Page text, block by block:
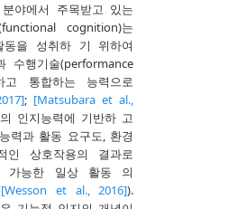
야에서 주목받고 있는
cognition)는
동을 성취하 기 위하여
수행기술(performance
고 통합하는 능력으로
; [Matsubara et al.,
인지능력에 기반하 고
력과 활동 요구도, 환경
인 상호작용의 결과로
가능한 일상 활동 의
[Wesson et al., 2016]).